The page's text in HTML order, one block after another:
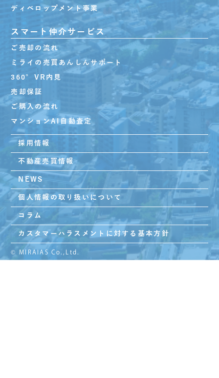
ディベロップメント事業
スマート仲介サービス
ご売却の流れ
ミライの売買あんしんサポート
360°VR内見
売却保証
ご購入の流れ
マンションAI自動査定
採用情報
不動産売買情報
NEWS
個人情報の取り扱いについて
コラム
カスタマーハラスメントに対する基本方針
© MIRAIAS Co.,Ltd.